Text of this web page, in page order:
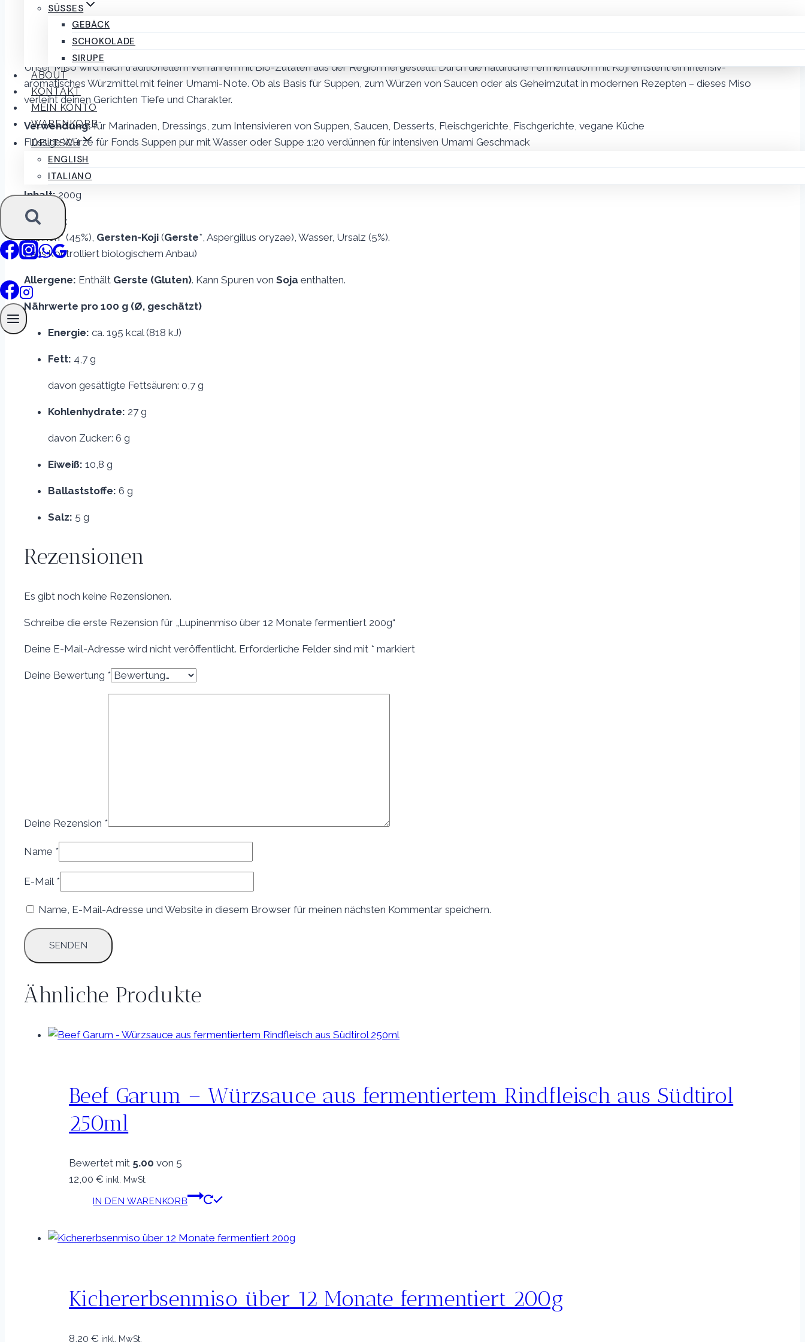
SÜSSES
GEBÄCK
SCHOKOLADE
SIRUPE
ABOUT
KONTAKT
MEIN KONTO
WARENKORB
DEUTSCH
ENGLISH
ITALIANO
verwenden z.b hauptsächlich italiensiche Produkte in Bio Qualität. Das Ergegnis ist eine Paste welche Gerichten und Saucen zusätzliche Komplexität und Umami
Geschmack verleiht und auch anstelle von Salz verwendet werden kann. Das verwendete Salt kommt aus den Salinen von Cervia und ist zu 100% natürlich und ohne
Jodzusatz.
Unser Miso wird nach traditionellem Verfahren mit Bio-Zutaten aus der Region hergestellt. Durch die natürliche Fermentation mit Koji entsteht ein intensiv-
aromatisches Würzmittel mit feiner Umami-Note. Ob als Basis für Suppen, zum Würzen von Saucen oder als Geheimzutat in modernen Rezepten – dieses Miso
verleiht deinen Gerichten Tiefe und Charakter.
Verwendung:für Marinaden, Dressings, zum Intensivieren von Suppen, Saucen, Desserts, Fleischgerichte, Fischgerichte, vegane Küche
Flüssige Würze für Fonds Suppen pur mit Wasser oder Suppe 1:20 verdünnen für intensiven Umami Geschmack
Inhalt:200g
Zutaten:
Lupinen* (45%), Gersten-Koji (Gerste*, Aspergillus oryzae), Wasser, Ursalz (5%).
(*aus kontrolliert biologischem Anbau)
Allergene: Enthält Gerste (Gluten). Kann Spuren von Soja enthalten.
Nährwerte pro 100 g (Ø, geschätzt)
Energie: ca. 195 kcal (818 kJ)
Fett: 4,7 g
davon gesättigte Fettsäuren: 0,7 g
Kohlenhydrate: 27 g
davon Zucker: 6 g
Eiweiß: 10,8 g
Ballaststoffe: 6 g
Salz: 5 g
Rezensionen
Es gibt noch keine Rezensionen.
Schreibe die erste Rezension für „Lupinenmiso über 12 Monate fermentiert 200g“
Deine E-Mail-Adresse wird nicht veröffentlicht. Erforderliche Felder sind mit * markiert
Deine Bewertung *
Deine Rezension *
Name *
E-Mail *
Name, E-Mail-Adresse und Website in diesem Browser für meinen nächsten Kommentar speichern.
Ähnliche Produkte
Beef Garum – Würzsauce aus fermentiertem Rindfleisch aus Südtirol
250ml
Bewertet mit 5.00 von 5
12,00€ inkl. MwSt.
IN DEN WARENKORB
Kichererbsenmiso über 12 Monate fermentiert 200g
8,20€ inkl. MwSt.